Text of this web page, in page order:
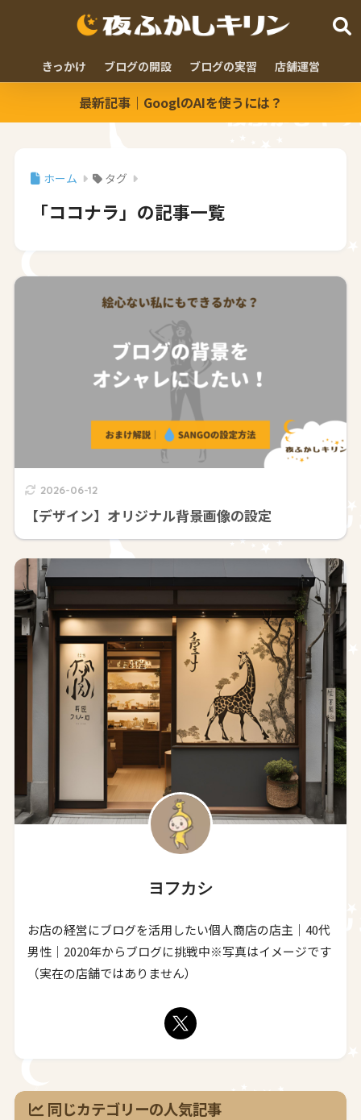
きっかけ ブログの開設 ブログの実習 店舗運営
最新記事｜GooglのAIを使うには？
ホーム タグ
「ココナラ」の記事一覧
2026-06-12
【デザイン】オリジナル背景画像の設定
ヨフカシ
お店の経営にブログを活用したい個人商店の店主｜40代
男性｜2020年からブログに挑戦中※写真はイメージです
（実在の店舗ではありません）
同じカテゴリーの人気記事